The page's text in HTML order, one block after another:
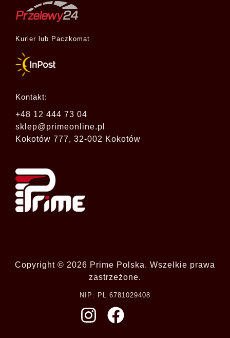
Kurier lub Paczkomat
Kontakt:
+48 12 444 73 04
sklep@primeonline.pl
Kokotów 777, 32-002 Kokotów
Copyright © 2026 Prime Polska. Wszelkie prawa
zastrzeżone.
NIP: PL 6781029408